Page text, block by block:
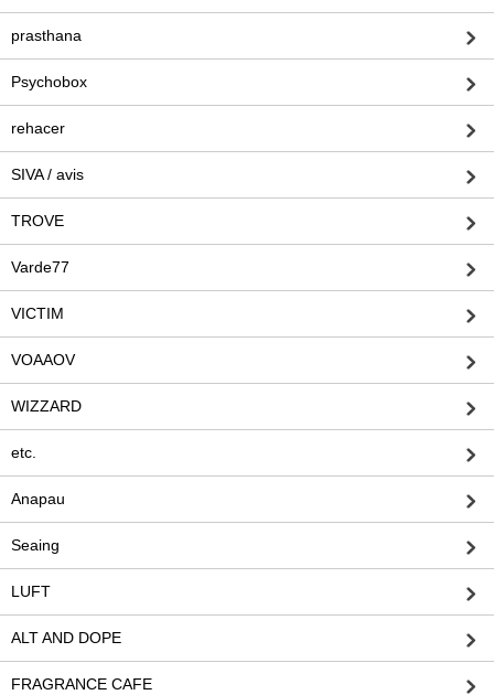
prasthana
Psychobox
rehacer
SIVA / avis
TROVE
Varde77
VICTIM
VOAAOV
WIZZARD
etc.
Anapau
Seaing
LUFT
ALT AND DOPE
FRAGRANCE CAFE